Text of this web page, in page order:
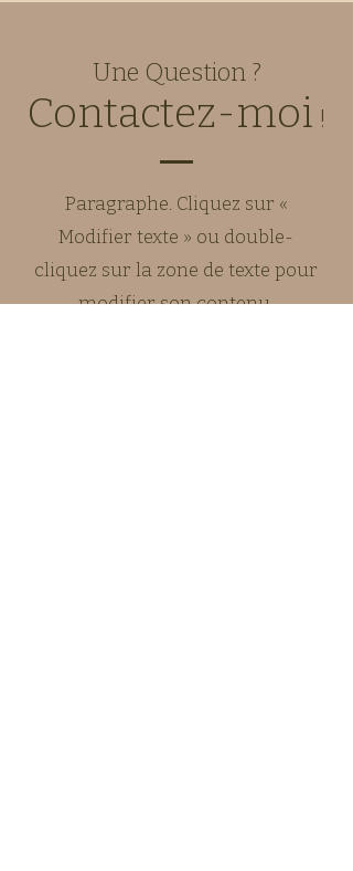
Une Question ?
Contactez-moi !
Paragraphe. Cliquez sur «
Modifier texte » ou double-
cliquez sur la zone de texte pour
modifier son contenu.